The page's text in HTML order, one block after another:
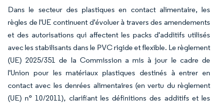
Dans le secteur des plastiques en contact alimentaire, les
règles de l'UE continuent d'évoluer à travers des amendements
et des autorisations qui affectent les packs d'additifs utilisés
avec les stabilisants dans le PVC rigide et flexible. Le règlement
(UE) 2025/351 de la Commission a mis à jour le cadre de
l'Union pour les matériaux plastiques destinés à entrer en
contact avec les denrées alimentaires (en vertu du règlement
(UE) n° 10/2011), clarifiant les définitions des additifs et les